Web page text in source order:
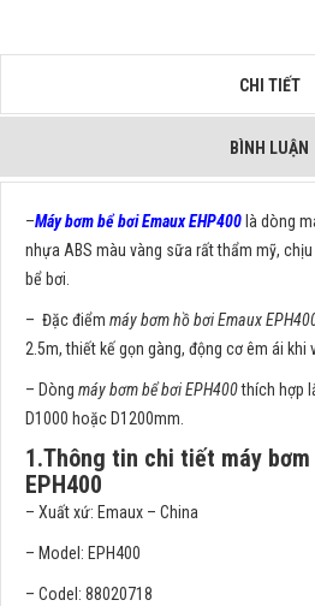
CHI TIẾT
BÌNH LUẬN
–Máy bơm bể bơi Emaux EHP400 là dòng
nhựa ABS màu vàng sữa rất thẩm mỹ,
bể bơi.
– Đặc điểm máy bơm hồ bơi Emaux
2.5m, thiết kế gọn gàng, động cơ êm ái khi
– Dòng máy bơm bể bơi EPH400thích hợp
D1000 hoặc D1200mm.
1.Thông tin chi tiết máy bơm
EPH400
– Xuất xứ: Emaux – China
– Model: EPH400
– Codel: 88020718